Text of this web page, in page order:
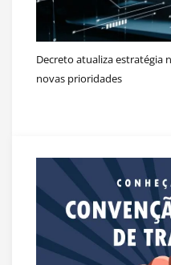
Decreto atualiza estratégia
novas prioridades